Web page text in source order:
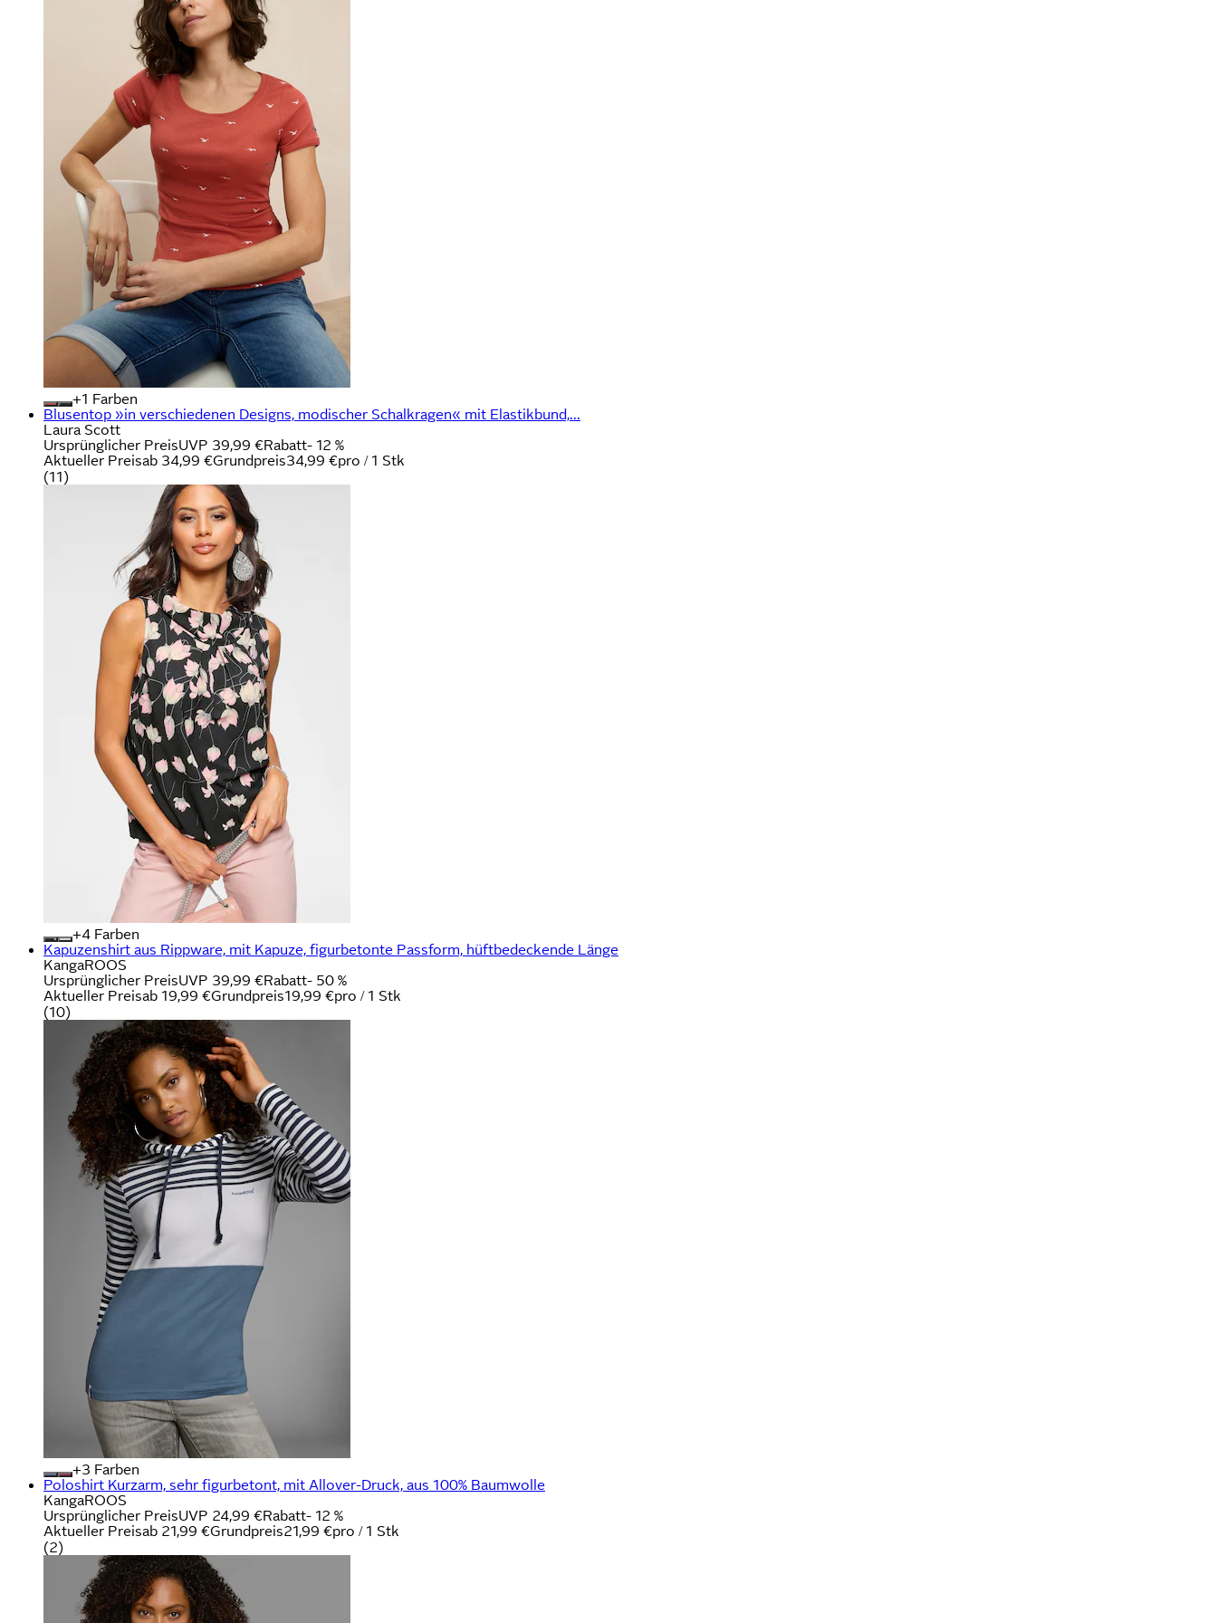
+
Farben
Blusentop »in verschiedenen Designs, modischer Schalkragen« mit Elastikbund,...
Laura Scott
Ursprünglicher PreisUVP 39,99 €Rabatt- 12 %
Aktueller Preisab 34,99 €Grundpreis34,99 €pro / 1 Stk
(11)
+
Farben
Kapuzenshirt aus Rippware, mit Kapuze, figurbetonte Passform, hüftbedeckende Länge
KangaROOS
Ursprünglicher PreisUVP 39,99 €Rabatt- 50 %
Aktueller Preisab 19,99 €Grundpreis19,99 €pro / 1 Stk
(10)
+
Farben
Poloshirt Kurzarm, sehr figurbetont, mit Allover-Druck, aus 100% Baumwolle
KangaROOS
Ursprünglicher PreisUVP 24,99 €Rabatt- 12 %
Aktueller Preisab 21,99 €Grundpreis21,99 €pro / 1 Stk
(2)